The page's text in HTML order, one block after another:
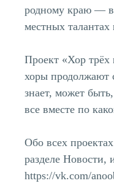
родному краю — в
местных
Проект «Хор трёх
хоры продолжают
знает, может
все вместе по
Обо всех
разделе Новости,
https://vk.com/